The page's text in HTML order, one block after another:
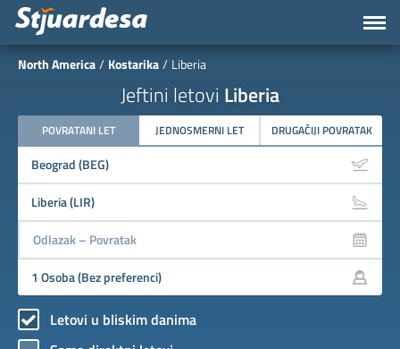
North America Kostarika Liberia
Jeftini letovi Liberia
POVRATANI LET JEDNOSMERNI LET DRUGAČIJI POVRATAK
Letovi u bliskim danima